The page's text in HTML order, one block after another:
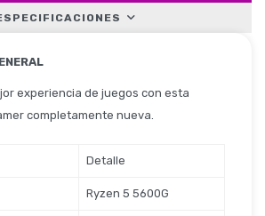
experiencia de juegos con esta
completamente nueva.
Detalle
Ryzen 5 5600G
y Accesorios